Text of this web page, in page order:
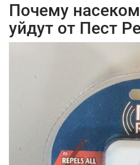
Почему
уйдут от Пест